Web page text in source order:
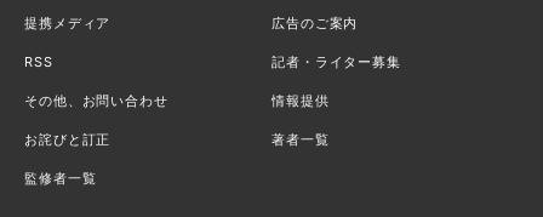
提携メディア 広告のご案内
RSS 記者・ライター募集
その他、お問い合わせ 情報提供
お詫びと訂正 著者一覧
監修者一覧